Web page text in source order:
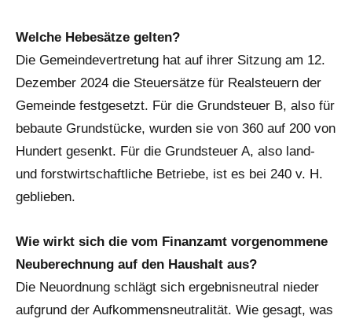
Welche Hebesätze gelten?
Die Gemeindevertretung hat auf ihrer Sitzung am 12.
Dezember 2024 die Steuersätze für Realsteuern der
Gemeinde festgesetzt. Für die Grundsteuer B, also für
bebaute Grundstücke, wurden sie von 360 auf 200 von
Hundert gesenkt. Für die Grundsteuer A, also land-
und forstwirtschaftliche Betriebe, ist es bei 240 v. H.
geblieben.
Wie wirkt sich die vom Finanzamt vorgenommene
Neuberechnung auf den Haushalt aus?
Die Neuordnung schlägt sich ergebnisneutral nieder
aufgrund der Aufkommensneutralität. Wie gesagt, was